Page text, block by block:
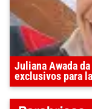
Juliana Awada
exclusivos para